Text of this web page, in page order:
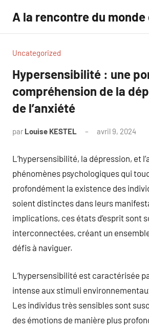
contenu
A la rencontre du
Uncategorized
Hypersensibilité : une
compréhension de la
de l’anxiété
par Louise KESTEL avril 9, 2024
L’hypersensibilité, la dépression, et
phénomènes psychologiques qui
profondément la existence des
soient distinctes dans leurs
implications, ces états d’esprit sont
interconnectées, créant un
défis à naviguer.
L’hypersensibilité est caractérisée
intense aux stimuli
Les individus très sensibles sont
des émotions de manière plus